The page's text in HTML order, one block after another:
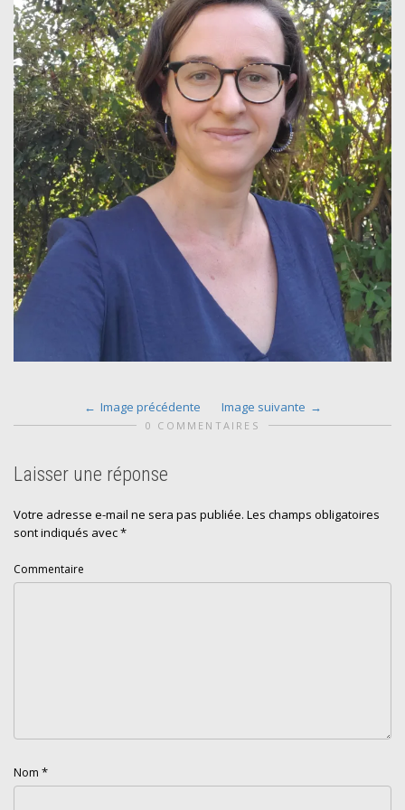
Image précédente Image suivante
0 COMMENTAIRES
Laisser une réponse
Votre adresse e-mail ne sera pas publiée. Les champs obligatoires
sont indiqués avec*
Commentaire
Nom *